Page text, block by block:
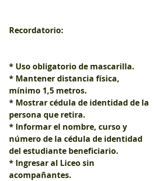
Recordatorio:
* Uso obligatorio de mascarilla.
* Mantener distancia física,
mínimo 1,5 metros.
* Mostrar cédula de identidad de la
persona que retira.
* Informar el nombre, curso y
número de la cédula de identidad
del estudiante beneficiario.
* Ingresar al Liceo sin
acompañantes.